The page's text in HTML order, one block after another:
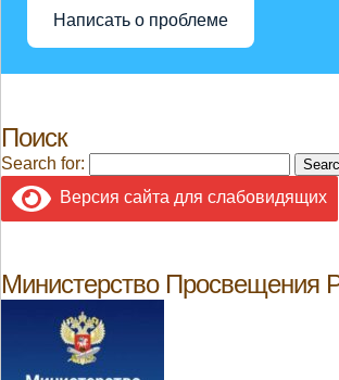
Написать о проблеме
Поиск
Search for:
Версия сайта для слабовидящих
Министерство Просвещения